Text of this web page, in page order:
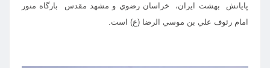
پايانش بهشت ايران، خراسان رضوي و مشهد مقدس بارگاه منور
امام رئوف علي بن موسي الرضا (ع) است.